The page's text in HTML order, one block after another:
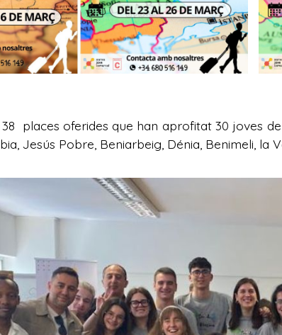
places oferides que han aprofitat 30 joves
Jesús Pobre, Beniarbeig, Dénia, Benimeli, la